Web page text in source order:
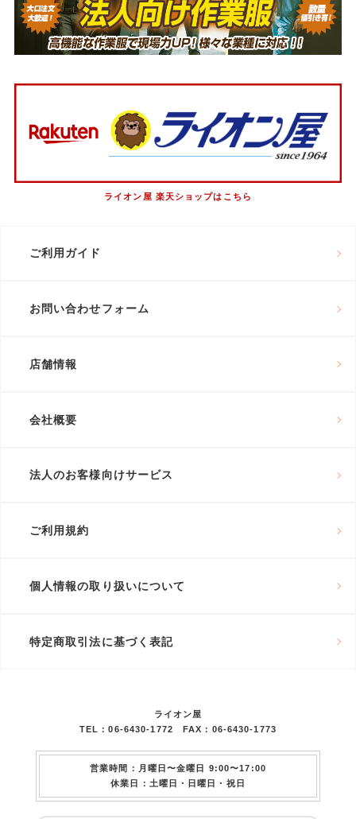
ライオン屋 楽天ショップはこちら
ご利用ガイド
お問い合わせフォーム
店舗情報
会社概要
法人のお客様向けサービス
ご利用規約
個人情報の取り扱いについて
特定商取引法に基づく表記
ライオン屋
TEL：06-6430-1772 FAX：06-6430-1773
営業時間：月曜日〜金曜日 9:00〜17:00
休業日：土曜日・日曜日・祝日